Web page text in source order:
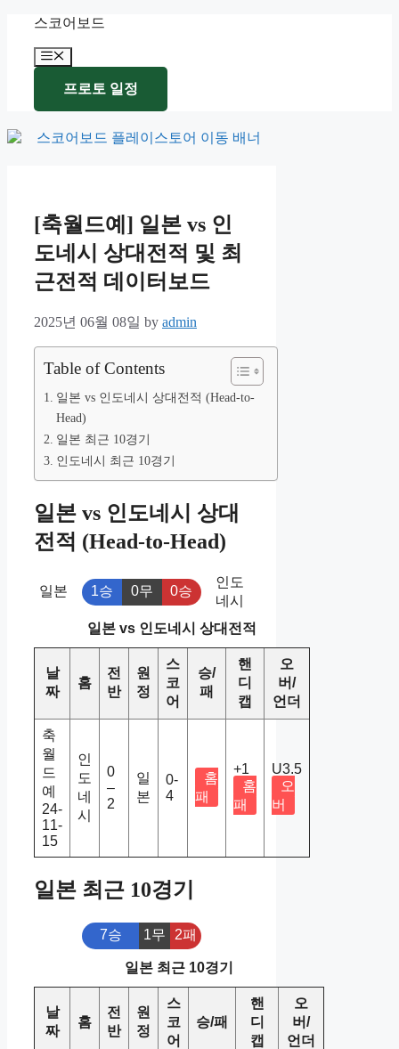
content
스코어보드
Menu
프로토 일정
[축월드예] 일본 vs 인
도네시 상대전적 및 최
근전적 데이터보드
2025년 06월 08일 by admin
Table of Contents
일본 vs 인도네시 상대전적 (Head-to-
Head)
일본 최근 10경기
인도네시 최근 10경기
일본 vs 인도네시 상대
전적 (Head-to-Head)
일본 1승 0무 0승
인도
네시
일본 vs 인도네시 상대전적
날
짜
홈
전
반
원
정
스
코
어
승/
패
핸
디
캡
오
버/
언더
축
월
드
예
24-
11-
15
인
도
네
시
0
–
2
일
본
0-
4
홈
패
+1
홈
패
U3.5
오
버
일본 최근 10경기
7승 1무 2패
일본 최근 10경기
날
짜
홈
전
반
원
정
스
코
어
승/패
핸
디
캡
오
버/
언더